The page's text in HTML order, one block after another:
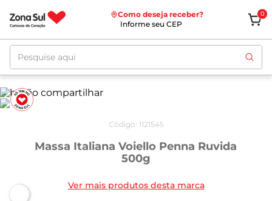
Como deseja receber?
Informe seu CEP
0
Pesquise aqui
Código: 1121545
Massa Italiana Voiello Penna Ruvida
500g
Ver mais produtos desta marca